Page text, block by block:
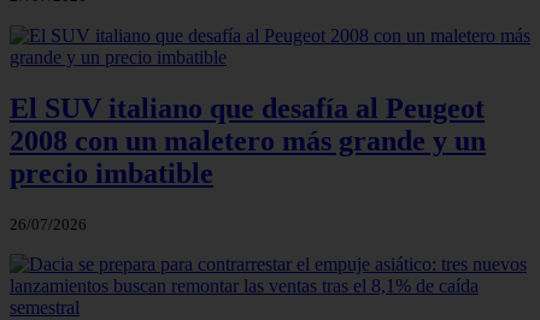
El SUV italiano que desafía al Peugeot
2008 con un maletero más grande y un
precio imbatible
26/07/2026